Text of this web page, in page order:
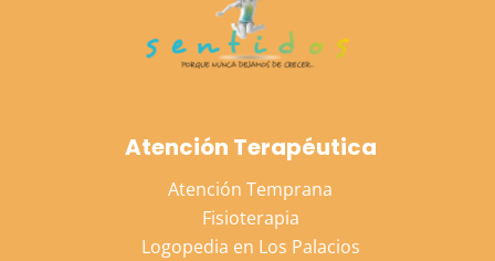
Atención Terapéutica
Atención Temprana
Fisioterapia
Logopedia en Los Palacios